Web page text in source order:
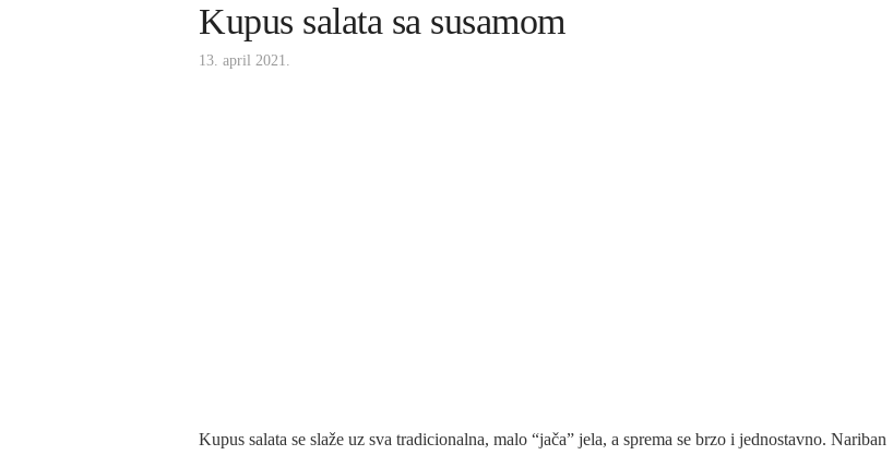
Kupus salata sa susamom
13. april 2021.
Kupus salata se slaže uz sva tradicionalna, malo “jača” jela, a sprema se brzo i jednostavno. Nariban